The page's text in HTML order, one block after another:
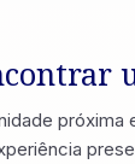
próxima